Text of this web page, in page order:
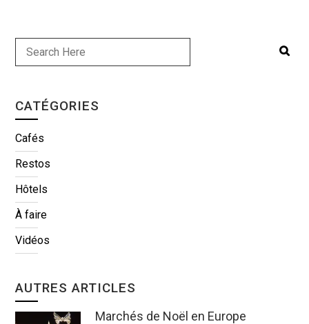
CATÉGORIES
Cafés
Restos
Hôtels
À faire
Vidéos
AUTRES ARTICLES
Marchés de Noël en Europe